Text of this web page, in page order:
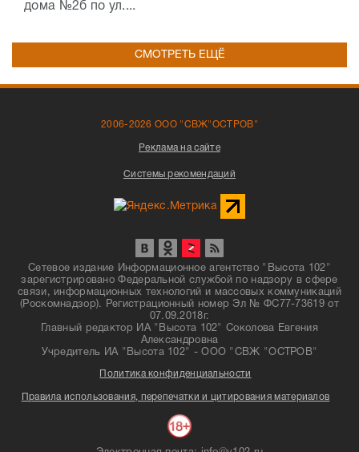
дома №2б по ул....
СМОТРЕТЬ ЕЩЁ
2006-2026 ООО "СВЖ"ОСТРОВ"
Реклама на сайте
Системы рекомендаций
Сетевое издание Информационное агентство "Высота 102"
зарегистрировано Федеральной службой по надзору в сфере
связи, информационных технологий и массовых коммуникаций
(Роскомнадзор). Регистрационный номер Эл № ФС77-73619 от
07.09.2018г.
Главный редактор ИА "Высота 102" Соколова Евгения
Александровна
Учредитель ИА "Высота 102" - ООО "СВЖ "ОСТРОВ"
Политика конфиденциальности
Правила использования, перепечатки и цитирования материалов